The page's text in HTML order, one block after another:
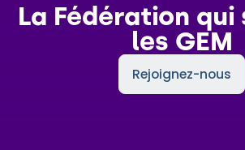
La Fédération
les GEM
Rejoignez-nous